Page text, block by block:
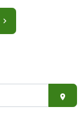
chevron_right
place